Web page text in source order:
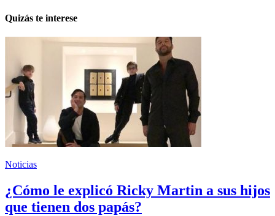
Quizás te interese
Noticias
¿Cómo le explicó Ricky Martin a sus hijos
que tienen dos papás?